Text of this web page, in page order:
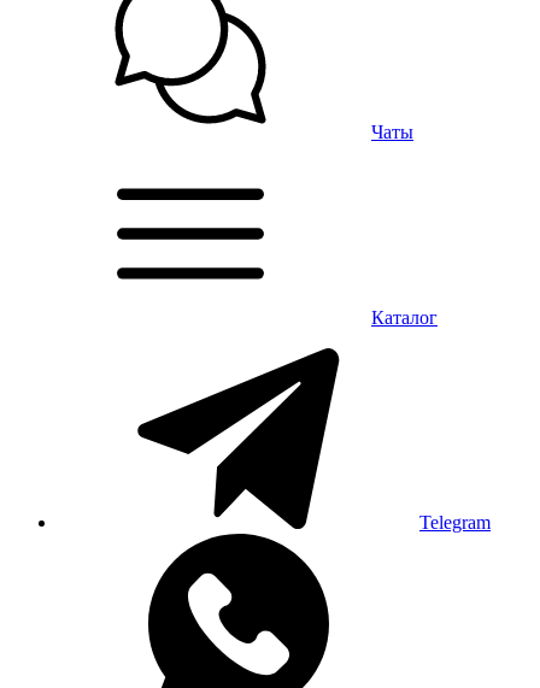
Чаты
Каталог
Telegram